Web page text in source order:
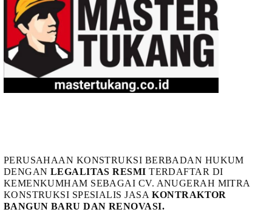
PERUSAHAAN KONSTRUKSI BERBADAN HUKUM
DENGAN LEGALITAS RESMI TERDAFTAR DI
KEMENKUMHAM SEBAGAI CV. ANUGERAH MITRA
KONSTRUKSI SPESIALIS JASAKONTRAKTOR
BANGUN BARU DAN RENOVASI.